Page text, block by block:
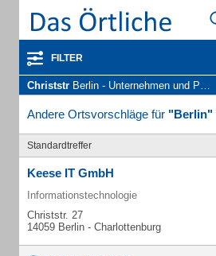
FILTER
Christstr Berlin - Unternehmen und Personen
Andere Ortsvorschläge für "Berlin"
Standardtreffer
Keese IT GmbH
Informationstechnologie
Christstr. 27
14059 Berlin - Charlottenburg